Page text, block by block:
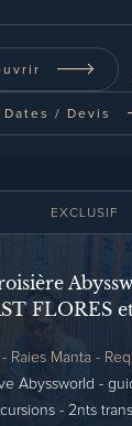
Dates / Devis
EXCLUSIF
FLORES
Raies Manta -
Abyssworld -
- 2nts